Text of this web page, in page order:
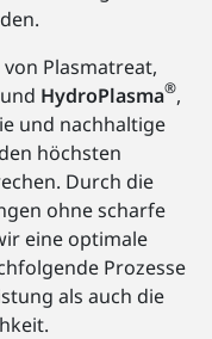
Plasmatreat,
und HydroPlasma®,
und nachhaltige
höchsten
Durch die
ohne scharfe
eine optimale
Prozesse
als auch die